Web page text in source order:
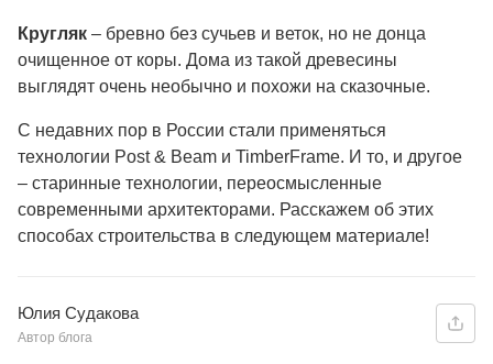
Кругляк – бревно без сучьев и веток, но не донца
очищенное от коры. Дома из такой древесины
выглядят очень необычно и похожи на сказочные.
С недавних пор в России стали применяться
технологии Post & Beam и TimberFrame. И то, и другое
– старинные технологии, переосмысленные
современными архитекторами. Расскажем об этих
способах строительства в следующем материале!
Юлия Судакова
Автор блога